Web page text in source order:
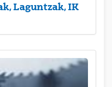
Laguntzak, IK